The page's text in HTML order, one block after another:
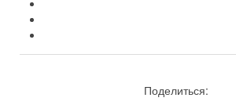
Поделиться: